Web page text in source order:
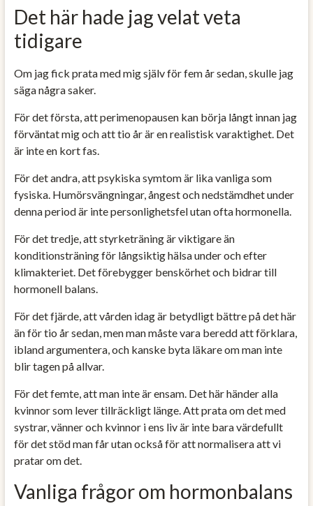
Det här hade jag velat veta
tidigare
Om jag fick prata med mig själv för fem år sedan, skulle jag
säga några saker.
För det första, att perimenopausen kan börja långt innan jag
förväntat mig och att tio år är en realistisk varaktighet. Det
är inte en kort fas.
För det andra, att psykiska symtom är lika vanliga som
fysiska. Humörsvängningar, ångest och nedstämdhet under
denna period är inte personlighetsfel utan ofta hormonella.
För det tredje, att styrketräning är viktigare än
konditionsträning för långsiktig hälsa under och efter
klimakteriet. Det förebygger benskörhet och bidrar till
hormonell balans.
För det fjärde, att vården idag är betydligt bättre på det här
än för tio år sedan, men man måste vara beredd att förklara,
ibland argumentera, och kanske byta läkare om man inte
blir tagen på allvar.
För det femte, att man inte är ensam. Det här händer alla
kvinnor som lever tillräckligt länge. Att prata om det med
systrar, vänner och kvinnor i ens liv är inte bara värdefullt
för det stöd man får utan också för att normalisera att vi
pratar om det.
Vanliga frågor om hormonbalans